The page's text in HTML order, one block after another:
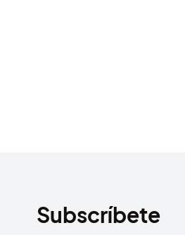
Subscríbete